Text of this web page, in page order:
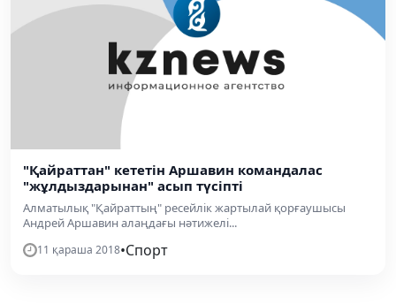
"Қайраттан" кететін Аршавин командалас
"жұлдыздарынан" асып түсіпті
Алматылық "Қайраттың" ресейлік жартылай қорғаушысы
Андрей Аршавин алаңдағы нәтижелі...
11 қараша 2018•Спорт